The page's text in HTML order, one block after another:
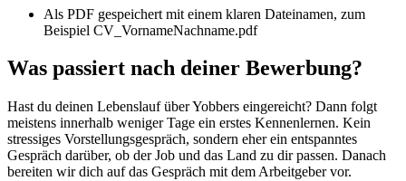
Als PDF gespeichert mit einem klaren Dateinamen, zum
Beispiel CV_VornameNachname.pdf
Was passiert nach deiner Bewerbung?
Hast du deinen Lebenslauf über Yobbers eingereicht? Dann folgt
meistens innerhalb weniger Tage ein erstes Kennenlernen. Kein
stressiges Vorstellungsgespräch, sondern eher ein entspanntes
Gespräch darüber, ob der Job und das Land zu dir passen. Danach
bereiten wir dich auf das Gespräch mit dem Arbeitgeber vor.